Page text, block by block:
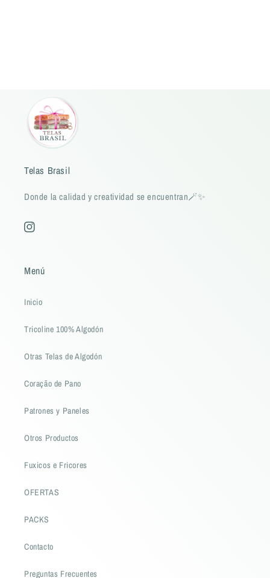
Telas Brasil
Donde la calidad y creatividad se encuentran🪄✨
Instagram
Menú
Inicio
Tricoline 100% Algodón
Otras Telas de Algodón
Coração de Pano
Patrones y Paneles
Otros Productos
Fuxicos e Fricores
OFERTAS
PACKS
Contacto
Preguntas Frecuentes